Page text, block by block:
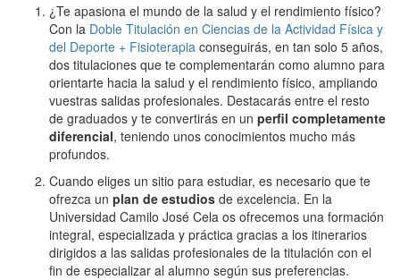
¿Te apasiona el mundo de la salud y el rendimiento físico?
Con la Doble Titulación en Ciencias de la Actividad Física y
del Deporte + Fisioterapia conseguirás, en tan solo 5 años,
dos titulaciones que te complementarán como alumno para
orientarte hacia la salud y el rendimiento físico, ampliando
vuestras salidas profesionales. Destacarás entre el resto
de graduados y te convertirás en un perfil completamente
diferencial, teniendo unos conocimientos mucho más
profundos.
Cuando eliges un sitio para estudiar, es necesario que te
ofrezca un plan de estudios de excelencia. En la
Universidad Camilo José Cela os ofrecemos una formación
integral, especializada y práctica gracias a los itinerarios
dirigidos a las salidas profesionales de la titulación con el
fin de especializar al alumno según sus preferencias.